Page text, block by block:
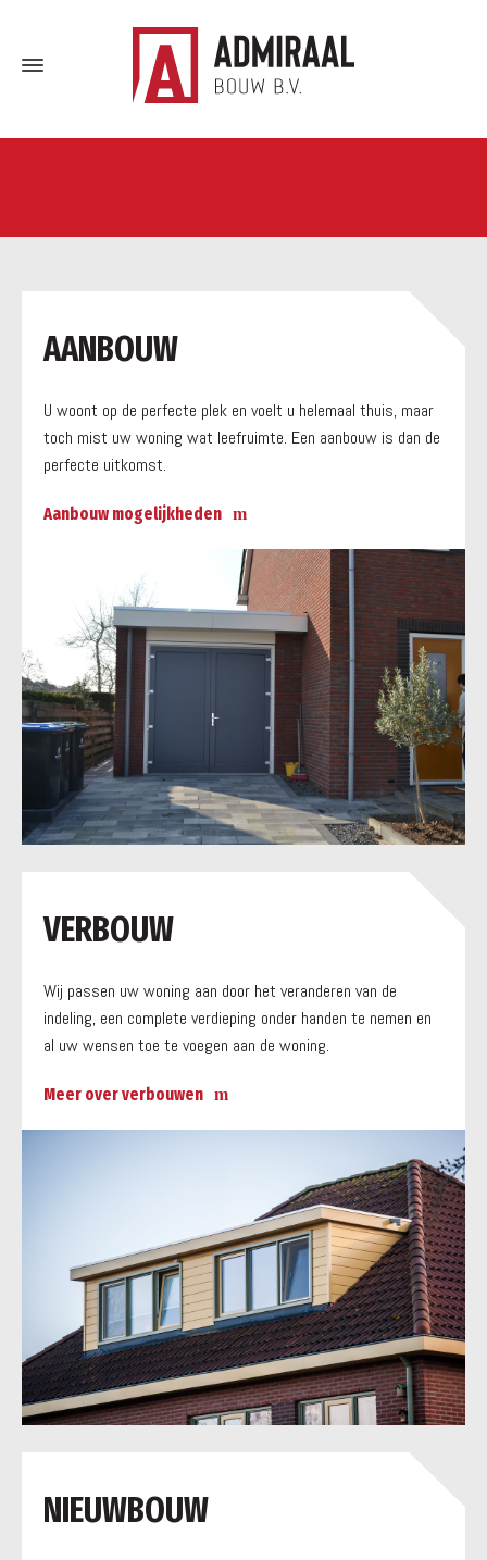
AANBOUW
U woont op de perfecte plek en voelt u helemaal thuis, maar
toch mist uw woning wat leefruimte. Een aanbouw is dan de
perfecte uitkomst.
Aanbouw mogelijkheden
VERBOUW
Wij passen uw woning aan door het veranderen van de
indeling, een complete verdieping onder handen te nemen en
al uw wensen toe te voegen aan de woning.
Meer over verbouwen
NIEUWBOUW